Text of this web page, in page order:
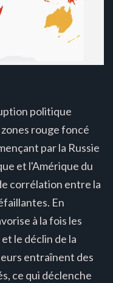
politique
rouge foncé
par la Russie
et l'Amérique du
corrélation entre la
En
à la fois les
le déclin de la
entraînent des
ce qui déclenche